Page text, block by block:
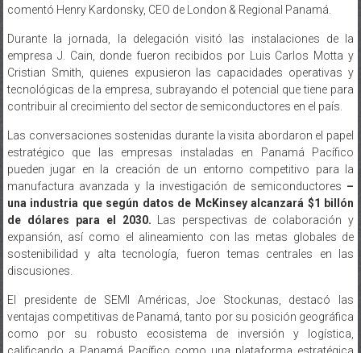
comentó Henry Kardonsky, CEO de London & Regional Panamá.
Durante la jornada, la delegación visitó las instalaciones de la
empresa J. Cain, donde fueron recibidos por Luis Carlos Motta y
Cristian Smith, quienes expusieron las capacidades operativas y
tecnológicas de la empresa, subrayando el potencial que tiene para
contribuir al crecimiento del sector de semiconductores en el país.
Las conversaciones sostenidas durante la visita abordaron el papel
estratégico que las empresas instaladas en Panamá Pacífico
pueden jugar en la creación de un entorno competitivo para la
manufactura avanzada y la investigación de semiconductores –
una industria que según datos de McKinsey alcanzará $1 billón
de dólares para el 2030. Las perspectivas de colaboración y
expansión, así como el alineamiento con las metas globales de
sostenibilidad y alta tecnología, fueron temas centrales en las
discusiones.
El presidente de SEMI Américas, Joe Stockunas, destacó las
ventajas competitivas de Panamá, tanto por su posición geográfica
como por su robusto ecosistema de inversión y logística,
calificando a Panamá Pacífico como una plataforma estratégica